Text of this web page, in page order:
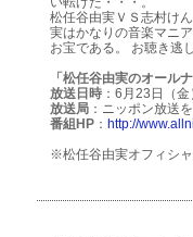
松任谷由実ＶＳ志村けん
実はかなりの音楽マニ
お宝である。 お聴き逃
「松任谷由実のオール
放送日時：6月23日（
放送局：ニッポン放送
番組HP： http://
※松任谷由実オフィシ